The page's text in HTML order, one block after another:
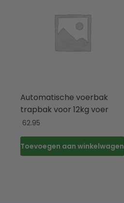
Automatische voerbak
trapbak voor 12kg voer
62.95
Toevoegen aan winkelwagen